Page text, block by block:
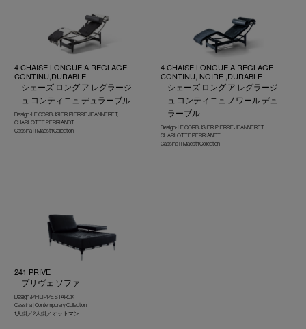
4 CHAISE LONGUE A REGLAGE
CONTINU,DURABLE
シェーズ ロング ア レグラージ
ュ コンティニュ デュラーブル
Design : LE CORBUSIER, PIERRE JEANNERET,
CHARLOTTE PERRIANDT
Cassina | I Maestri Collection
4 CHAISE LONGUE A REGLAGE
CONTINU, NOIRE ,DURABLE
シェーズ ロング ア レグラージ
ュ コンティニュ ノワール デュ
ラーブル
Design : LE CORBUSIER, PIERRE JEANNERET,
CHARLOTTE PERRIANDT
Cassina | I Maestri Collection
241 PRIVE
プリヴェ ソファ
Design : PHILIPPE STARCK
Cassina | Contemporary Collection
1人掛／2人掛／オットマン